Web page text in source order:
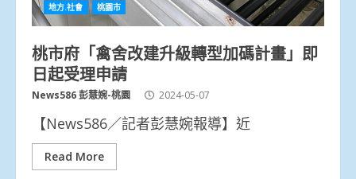
地方.社會 桃園市
桃市府「禽舍改建升級轉型加碼計畫」即
日起受理申請
News586 彭慧婉-桃園 2024-05-07
【News586／記者彭慧婉報導】近
Read More